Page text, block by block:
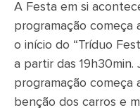
A Festa em si
programação começa
o início do “Tríduo
a partir das
programação começa
benção dos carros e